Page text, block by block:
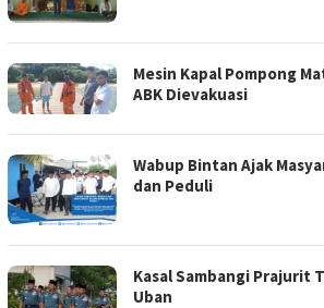
Mesin Kapal Pompong
ABK Dievakuasi
Wabup Bintan Ajak
dan Peduli
Kasal Sambangi Prajurit
Uban